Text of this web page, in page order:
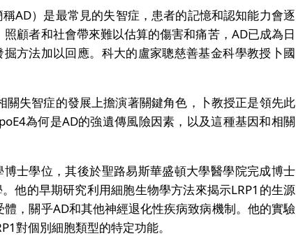
AD）是最常見的失智症，患者的記憶和認知能力會逐
顧者和社會帶來難以估算的傷害和痛苦，AD已成為日
方法加以回應。科大的盧家聰慈善基金科學教授卜國
關失智症的發展上擔演著關鍵角色，卜教授正是領先此
為何是AD的強遺傳風險因素，以及這種基因和相關
士學位，其後於聖路易斯華盛頓大學醫學院完成博士
他的早期研究利用細胞生物學方法來揭示LRP1的生源
，關乎AD和其他神經退化性疾病致病機制。他的實驗
對個別細胞類型的特定功能。